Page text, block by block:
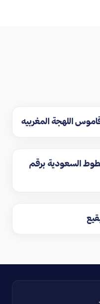
اللهجة المغربيه
السعودية برقم